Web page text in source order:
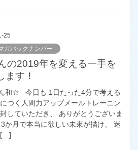
25
ガバックナンバー
ます！
和☆ 今日も 1日たった4分で考える
つく人間力アップメールトレーニン
していただき、 ありがとうございま
月で本当に欲しい未來が描け、 迷
[…]